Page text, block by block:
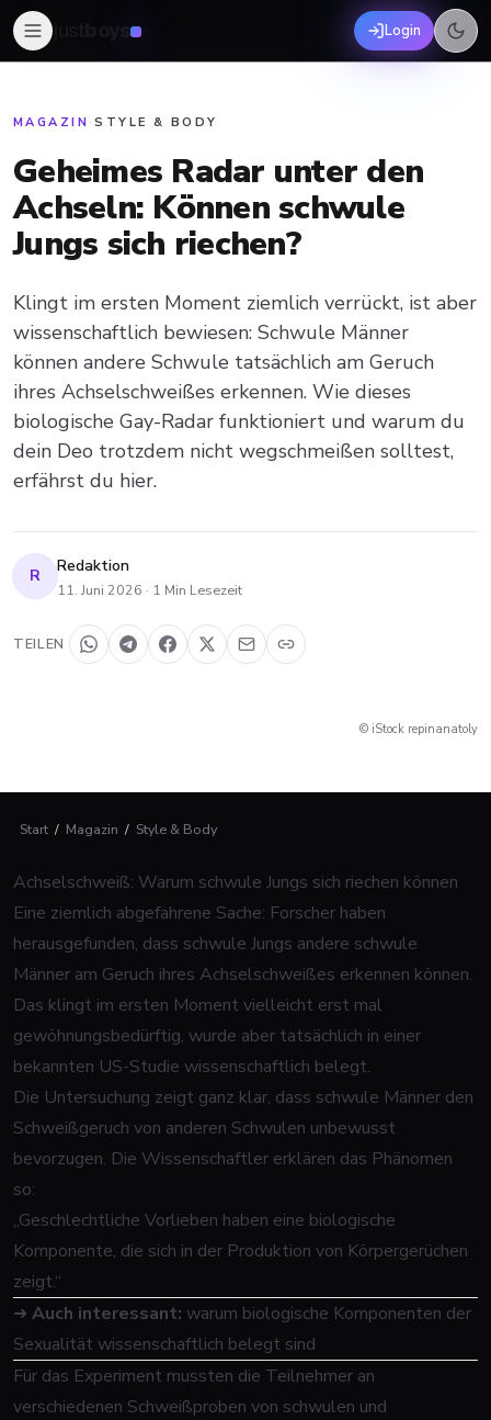
boys Login
MAGAZIN ·STYLE & BODY
Geheimes Radar unter den
Achseln: Können schwule
Jungs sich riechen?
Klingt im ersten Moment ziemlich verrückt, ist aber
wissenschaftlich bewiesen: Schwule Männer
können andere Schwule tatsächlich am Geruch
ihres Achselschweißes erkennen. Wie dieses
biologische Gay-Radar funktioniert und warum du
dein Deo trotzdem nicht wegschmeißen solltest,
erfährst du hier.
R Redaktion
11. Juni 2026 · 1 Min Lesezeit
TEILEN
© iStock repinanatoly
Start / Magazin / Style & Body
Achselschweiß: Warum schwule Jungs sich riechen können
Eine ziemlich abgefahrene Sache: Forscher haben
herausgefunden, dass schwule Jungs andere schwule
Männer am Geruch ihres Achselschweißes erkennen können.
Das klingt im ersten Moment vielleicht erst mal
gewöhnungsbedürftig, wurde aber tatsächlich in einer
bekannten US-Studie wissenschaftlich belegt.
Die Untersuchung zeigt ganz klar, dass schwule Männer den
Schweißgeruch von anderen Schwulen unbewusst
bevorzugen. Die Wissenschaftler erklären das Phänomen
so:
„Geschlechtliche Vorlieben haben eine biologische
Komponente, die sich in der Produktion von Körpergerüchen
zeigt.“
➜ Auch interessant: warum biologische Komponenten der
Sexualität wissenschaftlich belegt sind
Für das Experiment mussten die Teilnehmer an
verschiedenen Schweißproben von schwulen und